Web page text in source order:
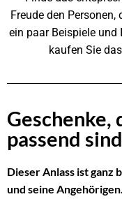
Freude den
ein paar Beispiele und
kaufen Sie
Geschenke,
passend sind
Dieser Anlass ist ganz
und seine